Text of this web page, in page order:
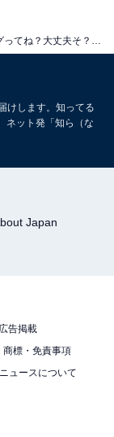
けします。知ってる
ネット発「知ら（な
Japan
広告掲載
商標・免責事項
ュースについて